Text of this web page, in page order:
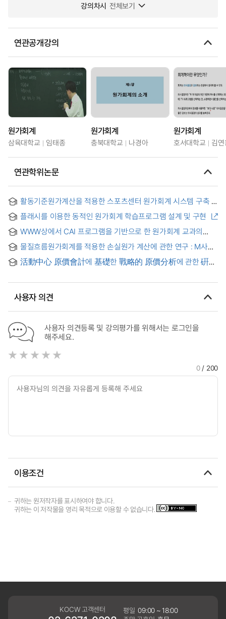
강의차시 전체보기
연관공개강의
원가회계
삼육대학교 임태종
원가회계
충북대학교 나경아
원가회계
호서대학교 김
연관학위논문
활동기준원가계산을 적용한 스포츠센터 원가회계 시스템 구축
플래시를 이용한 동적인 원가회계 학습프로그램 설계 및 구현
WWW상에서 CAI 프로그램을 기반으로 한 원가회계 교과의
원격교육에 관한 연구 = (A) Study on the Distance Education
of Cost Accounting Based CAI Program on WWW
물질흐름원가회계를 적용한 손실원가 계산에 관한 연구 : M사의
사례
活動中心 原價會計에 基礎한 戰略的 原價分析에 관한 硏究
사용자 의견
사용자 의견등록 및 강의평가를 위해서는 로그인을
해주세요.
0/ 200
이용조건
귀하는 원저작자를 표시하여야 합니다.
귀하는 이 저작물을 영리 목적으로 이용할 수 없습니다.
KOCW 고객센터 평일 09:00 ~ 18:00